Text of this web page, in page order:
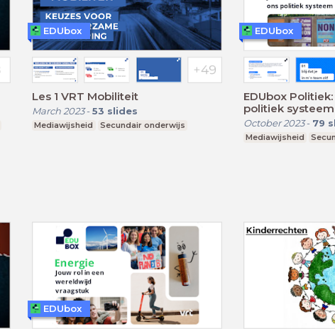
Les 1 VRT Mobiliteit
March 2023- 53 slides
Mediawijsheid Secundair onderwijs
EDUbox
EDUbox
politiek systeem
October 2023- 79
Mediawijsheid
EDUbox
EDUbox